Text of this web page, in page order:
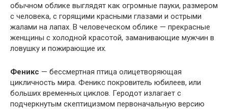
обычном облике выглядят как огромные пауки, размером
с человека, с горящими красными глазами и острыми
жалами на лапах. В человеческом облике — прекрасные
женщины с холодной красотой, заманивающие мужчин в
ловушку и пожирающие их.
Феникс — бессмертная птица олицетворяющая
цикличность мира. Феникс покровитель юбилеев, или
больших временных циклов. Геродот излагает с
подчеркнутым скептицизмом первоначальную версию